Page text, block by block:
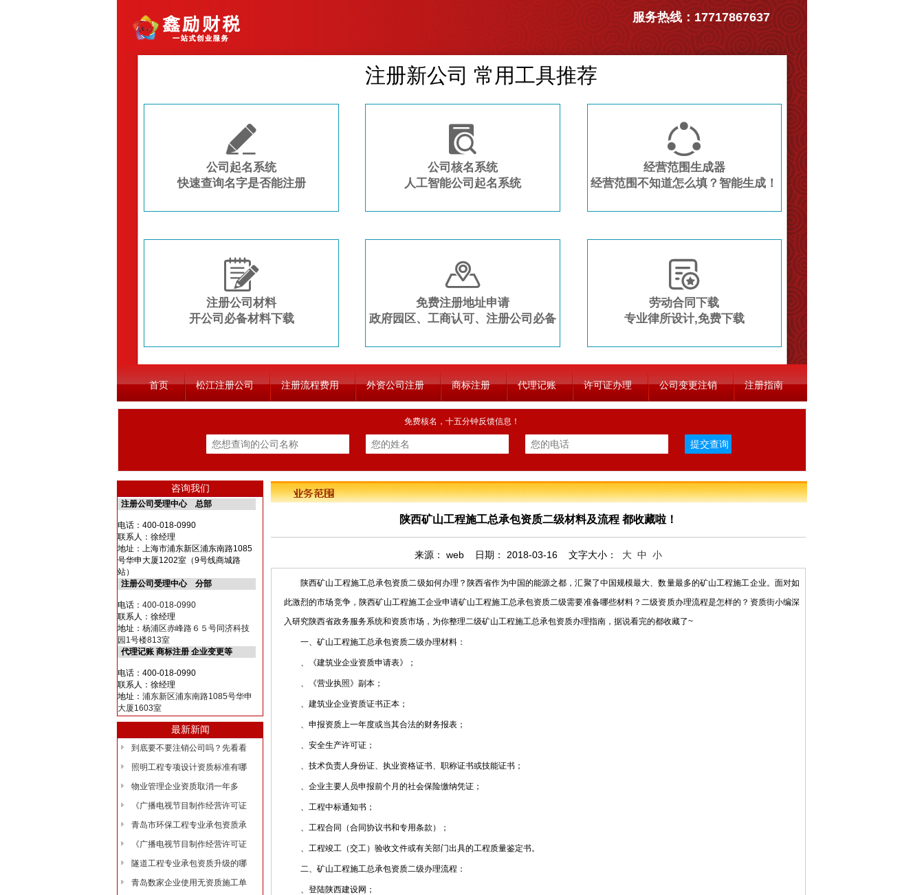
注册新公司 常用工具推荐

公司起名系统
快速查询名字是否能注册

公司核名系统
人工智能公司起名系统

经营范围生成器
经营范围不知道怎么填？智能生成！

注册公司材料
开公司必备材料下载

免费注册地址申请
政府园区、工商认可、注册公司必备

劳动合同下载
专业律所设计,免费下载
服务热线：17717867637
首页 松江注册公司 注册流程费用 外资公司注册 商标注册 代理记账 许可证办理 公司变更注销 注册指南
免费核名，十五分钟反馈信息！
咨询我们
注册公司受理中心 总部
电话： 400-018-0990
联系人：徐经理
地址：上海市浦东新区浦东南路1085
号华申大厦1202室（9号线商城路
站）
注册公司受理中心 分部
电话： 400-018-0990
联系人：徐经理
地址： 杨浦区赤峰路６５号同济科技
园1号楼813室
代理记账 商标注册 企业变更等
电话：400-018-0990
联系人：徐经理
地址： 浦东新区浦东南路1085号华申
大厦1603室
最新新闻
到底要不要注销公司吗？先看看
照明工程专项设计资质标准有哪
物业管理企业资质取消一年多
《广播电视节目制作经营许可证
青岛市环保工程专业承包资质承
《广播电视节目制作经营许可证
隧道工程专业承包资质升级的哪
青岛数家企业使用无资质施工单
陕西矿山工程施工总承包资质二级材料及流程 都收藏啦！
来源： web 日期： 2018-03-16 文字大小： 大 中 小
陕西矿山工程施工总承包资质二级如何办理？陕西省作为中国的能源之都，汇聚了中国规模最大、数量最多的矿山工程施工企业。面对如
此激烈的市场竞争，陕西矿山工程施工企业申请矿山工程施工总承包资质二级需要准备哪些材料？二级资质办理流程是怎样的？资质街小编深
入研究陕西省政务服务系统和资质市场，为你整理二级矿山工程施工总承包资质办理指南，据说看完的都收藏了~
一、矿山工程施工总承包资质二级办理材料：
、《建筑业企业资质申请表》；
、《营业执照》副本；
、建筑业企业资质证书正本；
、申报资质上一年度或当其合法的财务报表；
、安全生产许可证；
、技术负责人身份证、执业资格证书、职称证书或技能证书；
、企业主要人员申报前个月的社会保险缴纳凭证；
、工程中标通知书；
、工程合同（合同协议书和专用条款）；
、工程竣工（交工）验收文件或有关部门出具的工程质量鉴定书。
二、矿山工程施工总承包资质二级办理流程：
、登陆陕西建设网；